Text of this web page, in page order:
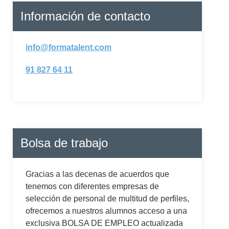
Información de contacto
info@formatalent.com
91 827 64 11
Bolsa de trabajo
Gracias a las decenas de acuerdos que
tenemos con diferentes empresas de
selección de personal de multitud de perfiles,
ofrecemos a nuestros alumnos acceso a una
exclusiva BOLSA DE EMPLEO actualizada